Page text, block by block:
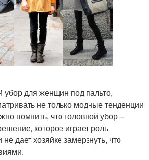
убор для женщин под пальто,
не только модные тенденции
помнить, что головной убор –
которое играет роль
дает хозяйке замерзнуть, что